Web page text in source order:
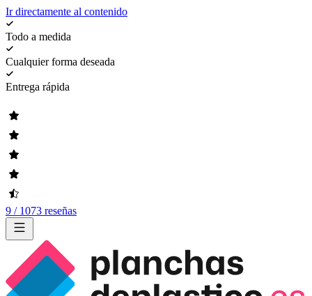
Ir directamente al contenido
Todo a medida
Cualquier forma deseada
Entrega rápida
9 / 1073 reseñas